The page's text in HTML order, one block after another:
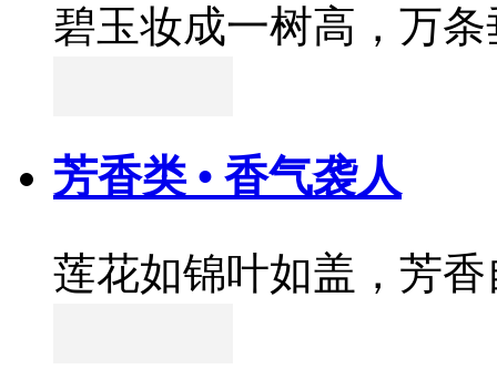
碧玉妆成一树高，万
芳香类 • 香气袭人
莲花如锦叶如盖，芳